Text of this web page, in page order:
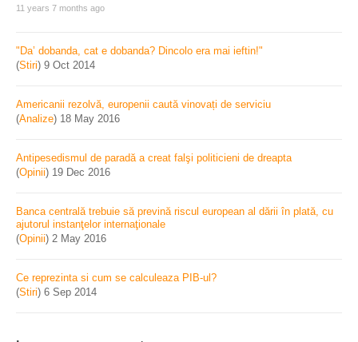
11 years 7 months ago
"Da’ dobanda, cat e dobanda? Dincolo era mai ieftin!"
(Stiri) 9 Oct 2014
Americanii rezolvă, europenii caută vinovați de serviciu
(Analize) 18 May 2016
Antipesedismul de paradă a creat falşi politicieni de dreapta
(Opinii) 19 Dec 2016
Banca centrală trebuie să prevină riscul european al dării în plată, cu
ajutorul instanţelor internaţionale
(Opinii) 2 May 2016
Ce reprezinta si cum se calculeaza PIB-ul?
(Stiri) 6 Sep 2014